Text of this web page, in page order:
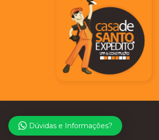
Dúvidas e Informações?